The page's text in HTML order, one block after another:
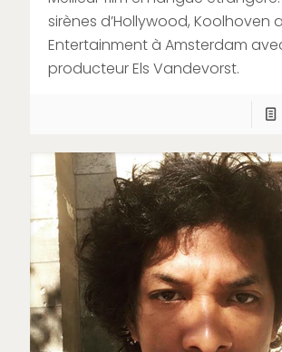
sirènes d’Hollywood, Koolhoven
Entertainment à Amsterdam
producteur Els Vandevorst.